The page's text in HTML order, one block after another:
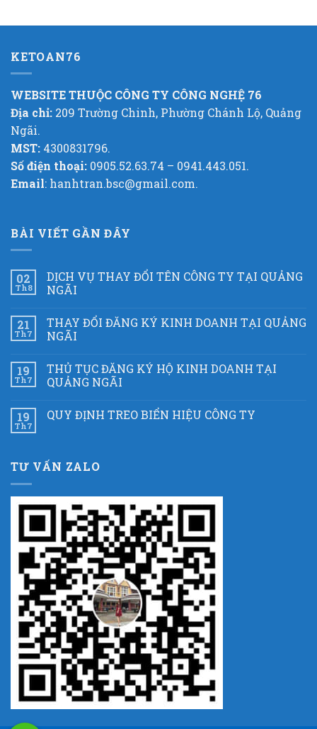
KETOAN76
WEBSITE THUỘC CÔNG TY CÔNG NGHỆ 76
Địa chỉ: 209 Trường Chinh, Phường Chánh Lộ, Quảng
Ngãi.
MST: 4300831796.
Số điện thoại: 0905.52.63.74 – 0941.443.051.
Email: hanhtran.bsc@gmail.com.
BÀI VIẾT GẦN ĐÂY
02
Th8
DỊCH VỤ THAY ĐỔI TÊN CÔNG TY TẠI QUẢNG
NGÃI
21
Th7
THAY ĐỔI ĐĂNG KÝ KINH DOANH TẠI QUẢNG
NGÃI
19
Th7
THỦ TỤC ĐĂNG KÝ HỘ KINH DOANH TẠI
QUẢNG NGÃI
19
Th7
QUY ĐỊNH TREO BIỂN HIỆU CÔNG TY
TƯ VẤN ZALO